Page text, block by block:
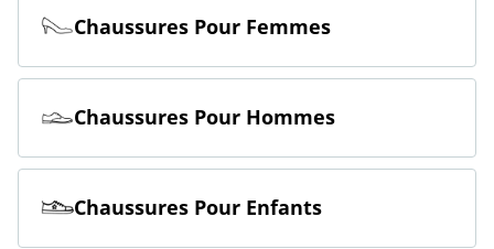
Chaussures Pour Femmes
Chaussures Pour Hommes
Chaussures Pour Enfants